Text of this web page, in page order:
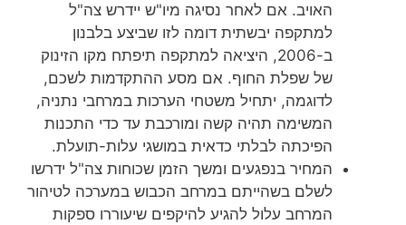
האויב. אם לאחר נסיגה מיו"ש יידרש צה"ל
למתקפה יבשתית דומה לזו שביצע בלבנון
ב-2006, היציאה למתקפה תיפתח מקו הזינוק
של שפלת החוף. אם מסע ההתקדמות לשכם,
לדוגמה, יתחיל משטחי הערכות במרחבי נתניה,
המשימה תהיה קשה ומורכבת עד כדי התכנות
הפיכתה לבלתי כדאית במושגי עלות-תועלת.
המחיר בנפגעים ומשך הזמן שכוחות צה"ל ידרשו
לשלם בשהייתם במרחב הכבוש במערכה לטיהור
המרחב עלול להגיע להיקפים שיעוררו ספקות